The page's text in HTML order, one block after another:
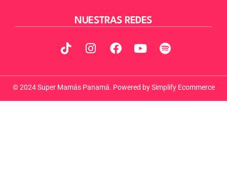
NUESTRAS REDES
© 2024 Super Mamás Panamá. Powered by Simplify Ecommerce